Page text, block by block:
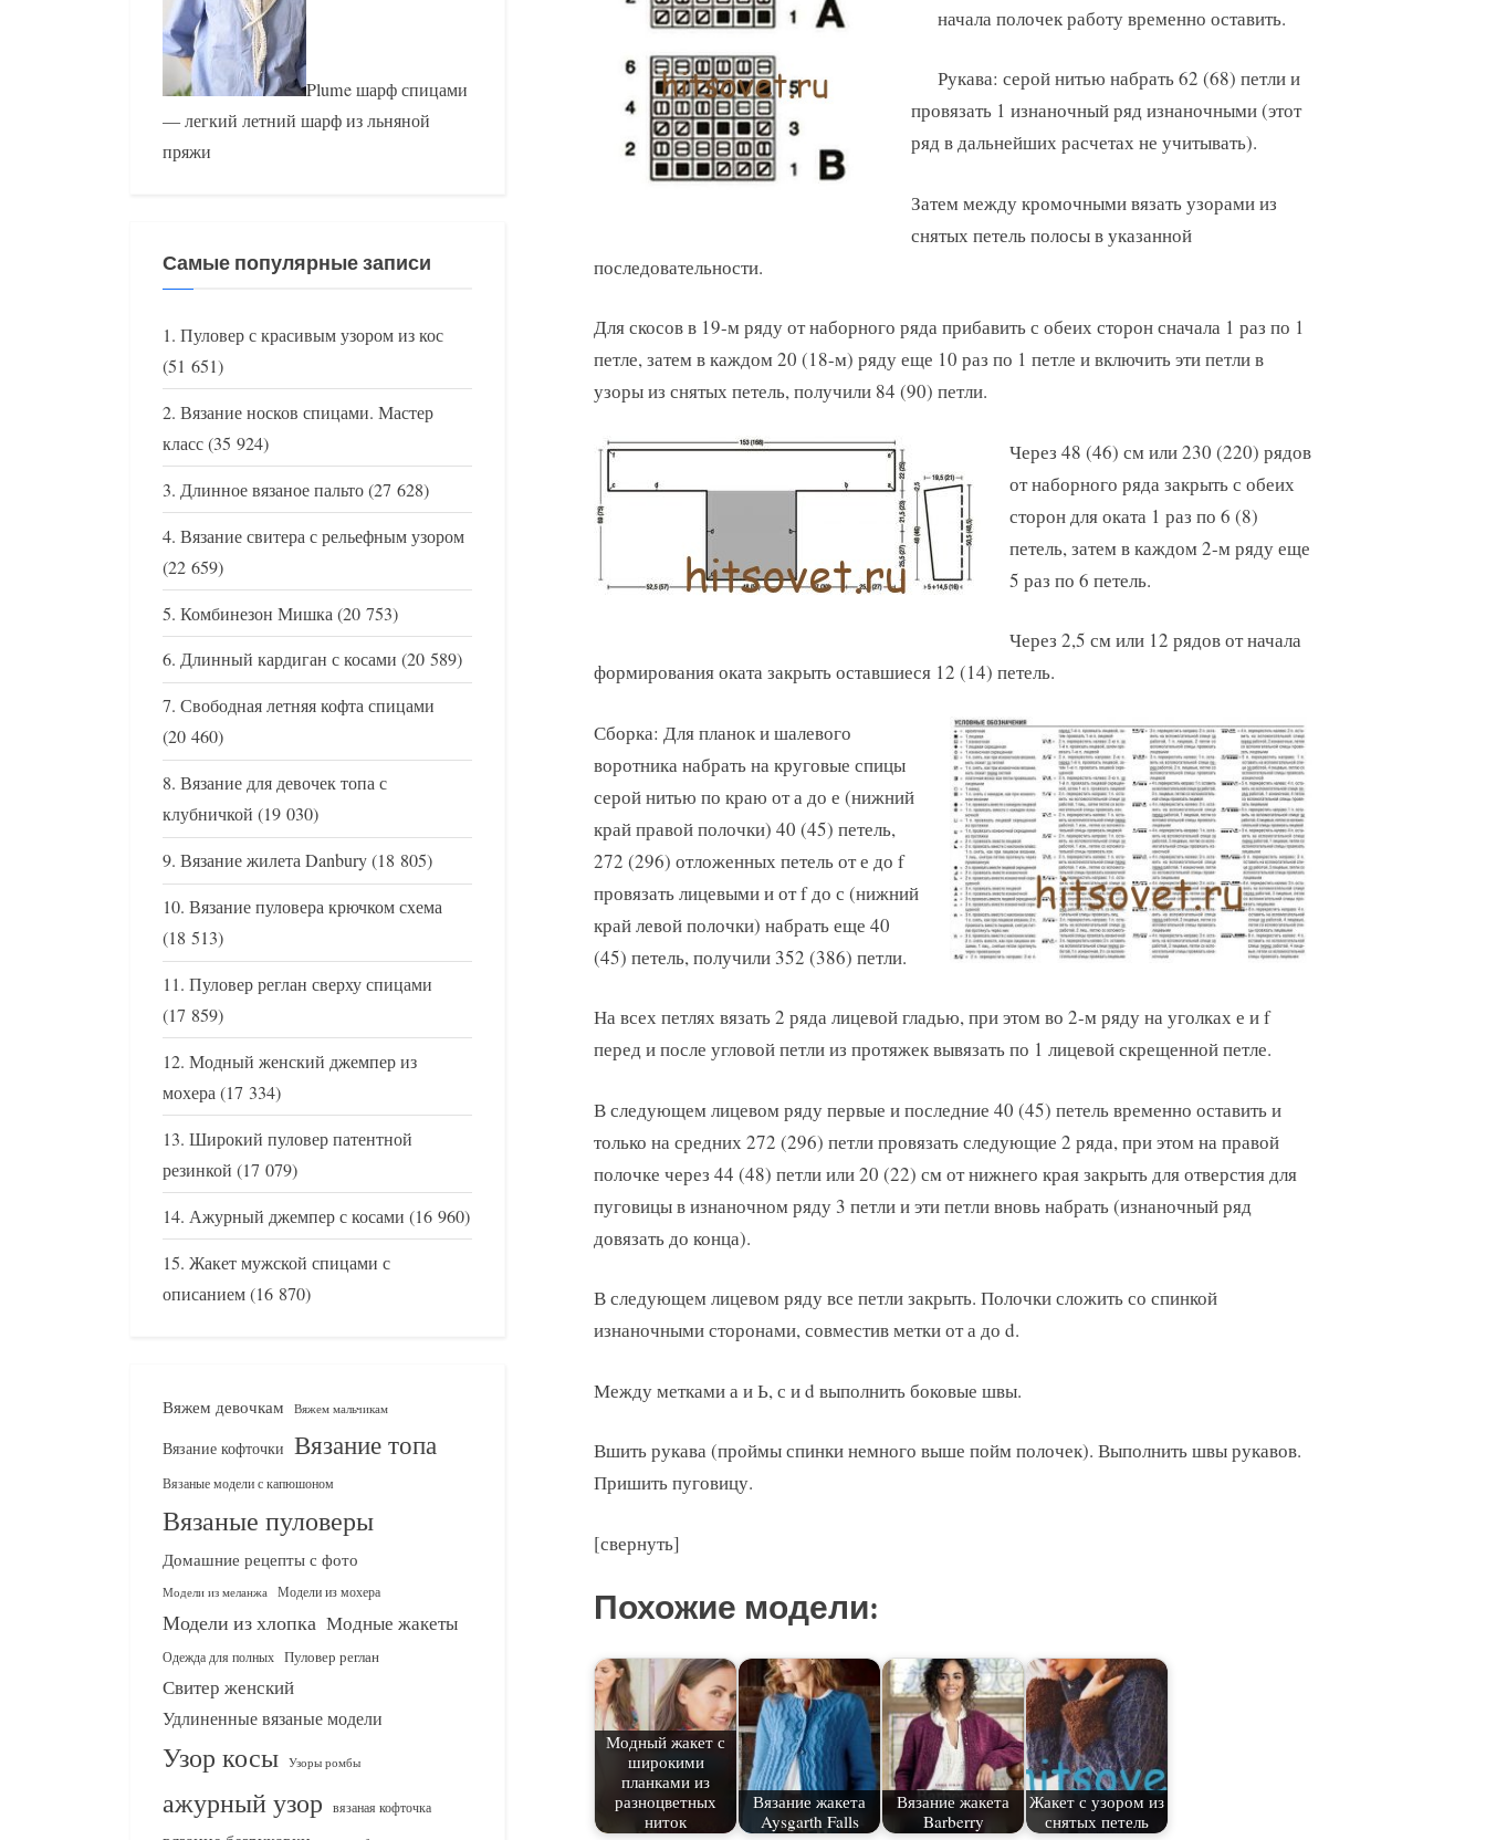
начала полочек работу временно оставить.
Рукава: серой нитью набрать 62 (68) петли и
провязать 1 изнаночный ряд изнаночными (этот
ряд в дальнейших расчетах не учитывать).
Затем между кромочными вязать узорами из
снятых петель полосы в указанной
последовательности.
Для скосов в 19-м ряду от наборного ряда прибавить с обеих сторон сначала 1 раз по 1
петле, затем в каждом 20 (18-м) ряду еще 10 раз по 1 петле и включить эти петли в
узоры из снятых петель, получили 84 (90) петли.
Через 48 (46) см или 230 (220) рядов
от наборного ряда закрыть с обеих
сторон для оката 1 раз по 6 (8)
петель, затем в каждом 2-м ряду еще
5 раз по 6 петель.
Через 2,5 см или 12 рядов от начала
формирования оката закрыть оставшиеся 12 (14) петель.
Сборка: Для планок и шалевого
воротника набрать на круговые спицы
серой нитью по краю от а до е (нижний
край правой полочки) 40 (45) петель,
272 (296) отложенных петель от е до f
провязать лицевыми и от f до с (нижний
край левой полочки) набрать еще 40
(45) петель, получили 352 (386) петли.
На всех петлях вязать 2 ряда лицевой гладью, при этом во 2-м ряду на уголках е и f
перед и после угловой петли из протяжек вывязать по 1 лицевой скрещенной петле.
В следующем лицевом ряду первые и последние 40 (45) петель временно оставить и
только на средних 272 (296) петли провязать следующие 2 ряда, при этом на правой
полочке через 44 (48) петли или 20 (22) см от нижнего края закрыть для отверстия для
пуговицы в изнаночном ряду 3 петли и эти петли вновь набрать (изнаночный ряд
довязать до конца).
В следующем лицевом ряду все петли закрыть. Полочки сложить со спинкой
изнаночными сторонами, совместив метки от а до d.
Между метками а и Ь, с и d выполнить боковые швы.
Вшить рукава (проймы спинки немного выше пойм полочек). Выполнить швы рукавов.
Пришить пуговицу.
[свернуть]
Похожие модели:
Модный жакет с
широкими
планками из
разноцветных
ниток
Вязание жакета
Aysgarth Falls
Вязание жакета
Barberry
Жакет с узором из
снятых петель
Plume шарф спицами
— легкий летний шарф из льняной
пряжи
Самые популярные записи
Пуловер с красивым узором из кос
(51 651)
Вязание носков спицами. Мастер
класс(35 924)
Длинное вязаное пальто(27 628)
Вязание свитера с рельефным узором
(22 659)
Комбинезон Мишка(20 753)
Длинный кардиган с косами (20 589)
Свободная летняя кофта спицами
(20 460)
Вязание для девочек топа с
клубничкой (19 030)
Вязание жилета Danbury(18 805)
Вязание пуловера крючком схема
(18 513)
Пуловер реглан сверху спицами
(17 859)
Модный женский джемпер из
мохера(17 334)
Широкий пуловер патентной
резинкой (17 079)
Ажурный джемпер с косами (16 960)
Жакет мужской спицами с
описанием(16 870)
Вяжем девочкам Вяжем мальчикам
Вязание кофточки Вязание топа
Вязаные модели с капюшоном
Вязаные пуловеры
Домашние рецепты с фото
Модели из меланжа Модели из мохера
Модели из хлопка Модные жакеты
Одежда для полных Пуловер реглан
Свитер женский
Удлиненные вязаные модели
Узор косы Узоры ромбы
ажурный узор вязаная кофточка